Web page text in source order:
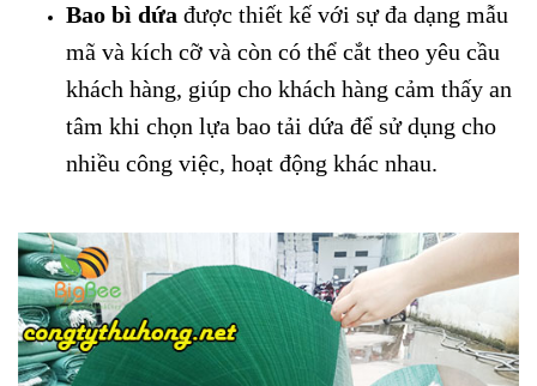
Bao bì dứa được thiết kế với sự đa dạng mẫu
mã và kích cỡ và còn có thể cắt theo yêu cầu
khách hàng, giúp cho khách hàng cảm thấy an
tâm khi chọn lựa bao tải dứa để sử dụng cho
nhiều công việc, hoạt động khác nhau.